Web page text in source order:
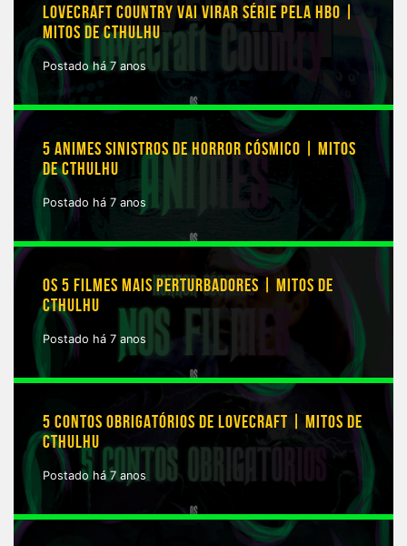
LOVECRAFT COUNTRY VAI VIRAR SÉRIE PELA HBO |
MITOS DE CTHULHU
Postado há 7 anos
5 ANIMES SINISTROS DE HORROR CÓSMICO | MITOS
DE CTHULHU
Postado há 7 anos
OS 5 FILMES MAIS PERTURBADORES | MITOS DE
CTHULHU
Postado há 7 anos
5 CONTOS OBRIGATÓRIOS DE LOVECRAFT | MITOS DE
CTHULHU
Postado há 7 anos